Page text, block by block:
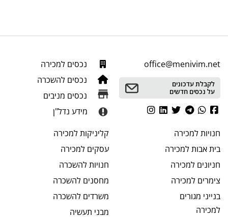
office@menivim.net
לקבלת עדכונים
על נכסים חדשים
נכסים למכירה
נכסים להשכרה
נכסים מניבים
מידע נדל"ן
חנויותלמכירה
בית אבותלמכירה
חניונים למכירה
צימרים למכירה
בנייני מגורים
למכירה
קליניקותלמכירה
עסקים למכירה
חנויותלהשכרה
מחסנים להשכרה
משרדים להשכרה
מבני תעשיה